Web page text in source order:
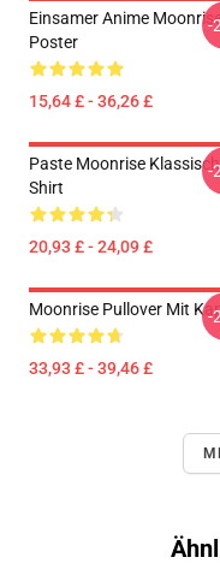
Einsamer Anime Moonrise
Poster
15,64 £ - 36,26 £
-
Paste Moonrise
Shirt
20,93 £ - 24,09 £
-
Moonrise Pullover Mit
33,93 £ - 39,46 £
-